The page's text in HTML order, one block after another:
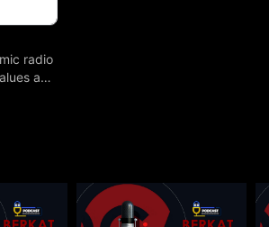
radio
and